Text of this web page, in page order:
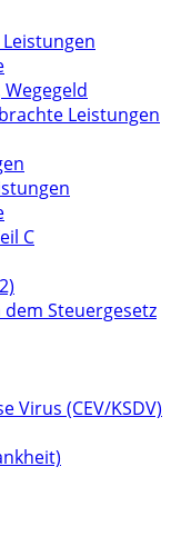
Wegegeld
Leistungen
C
Steuergesetz
Virus (CEV/KSDV)